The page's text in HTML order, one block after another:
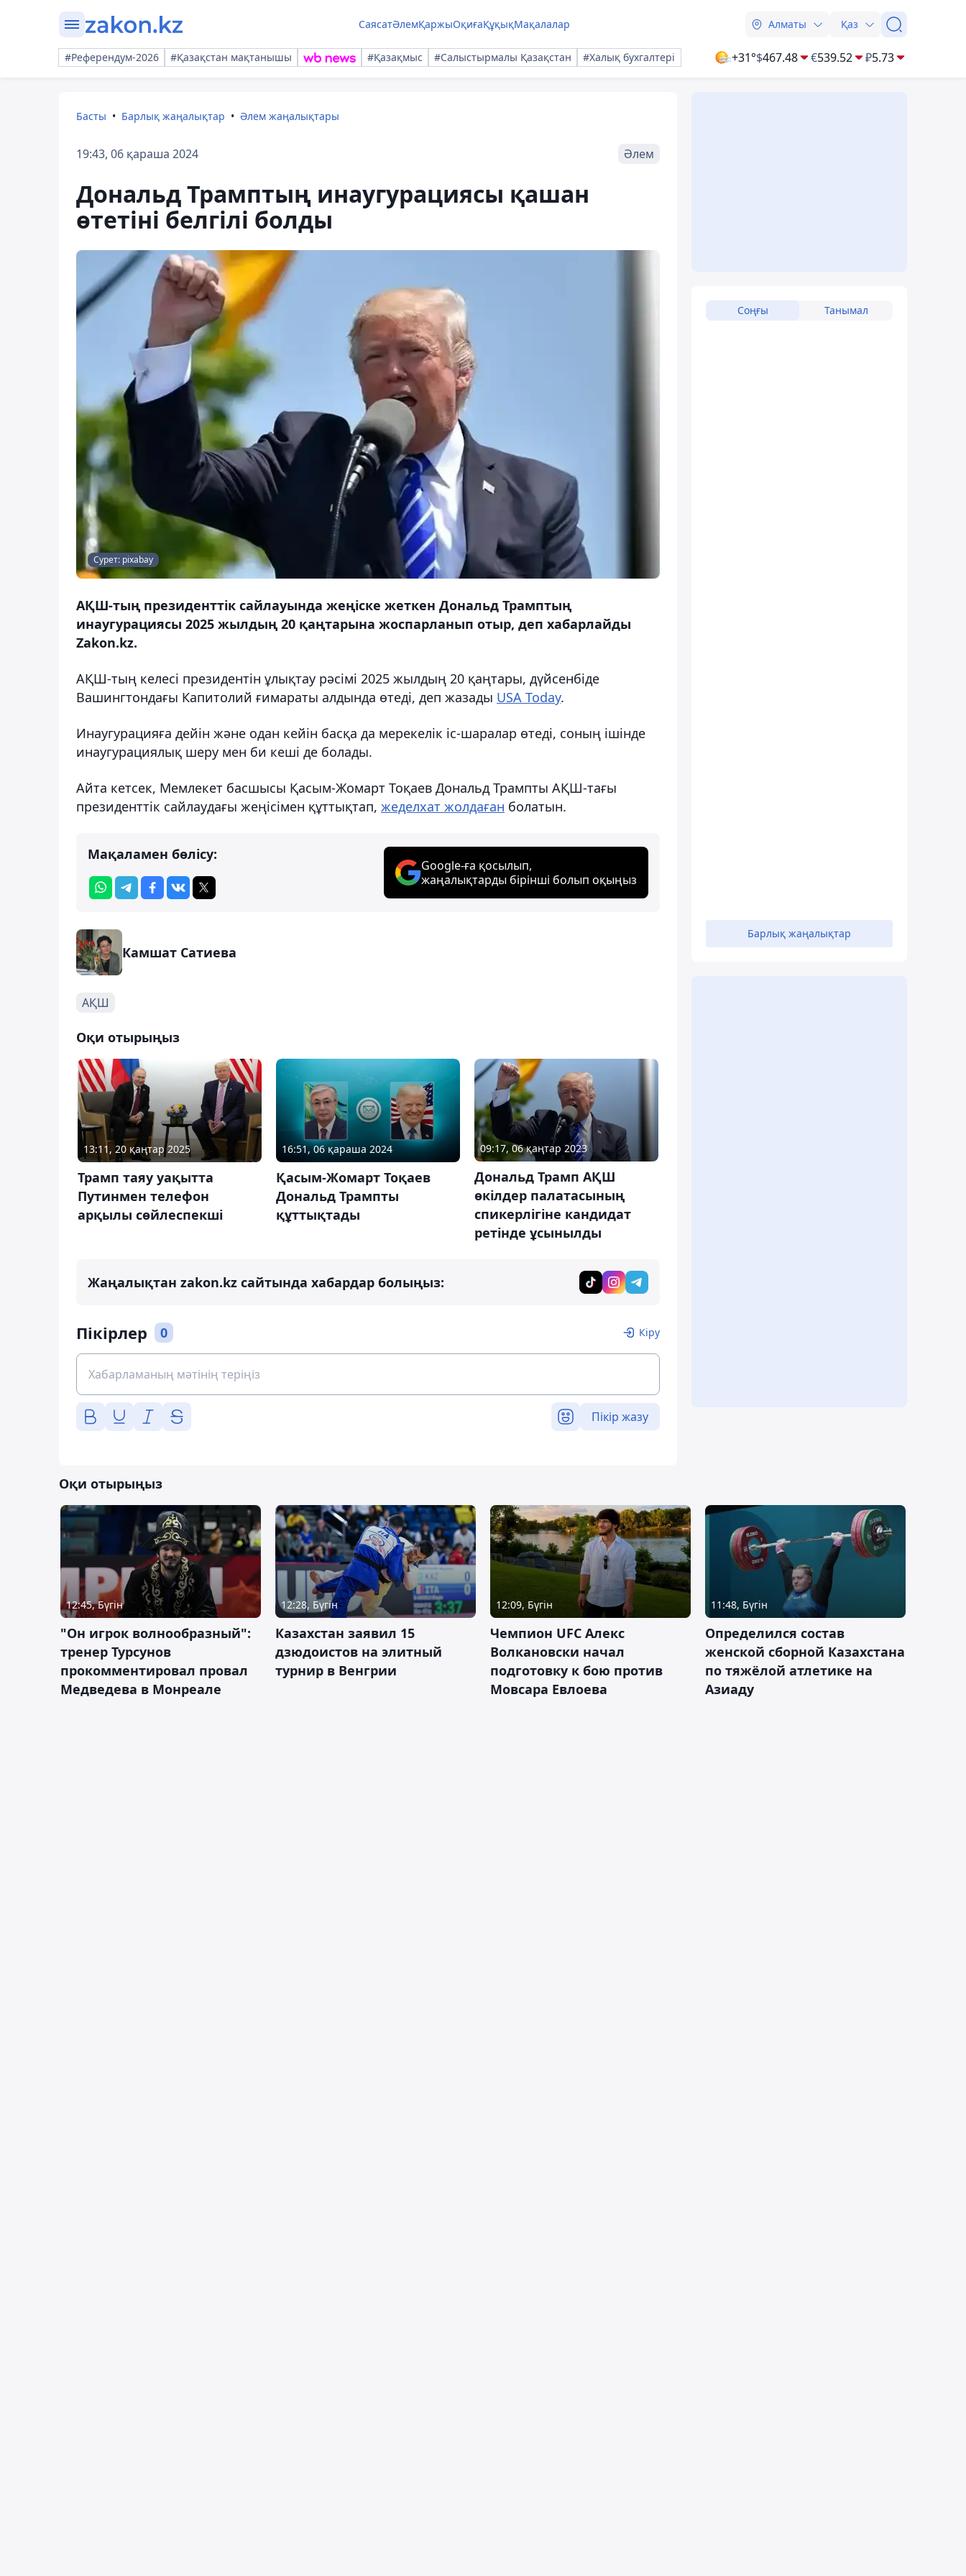
СаясатӘлемҚаржыОқиғаҚұқықМақалалар Алматы Қаз
#Референдум-2026 #Қазақстан мақтанышы #Қазақмыс #Салыстырмалы Қазақстан #Халық бухгалтері +31°$467.48 €539.52 ₽5.73
Басты Барлық жаңалықтар Әлем жаңалықтары
19:43, 06 қараша 2024 Әлем
Дональд Трамптың инаугурациясы қашан
өтетіні белгілі болды
Сурет: pixabay
АҚШ-тың президенттік сайлауында жеңіске жеткен Дональд Трамптың
инаугурациясы 2025 жылдың 20 қаңтарына жоспарланып отыр, деп хабарлайды
Zakon.kz.
АҚШ-тың келесі президентін ұлықтау рәсімі 2025 жылдың 20 қаңтары, дүйсенбіде
Вашингтондағы Капитолий ғимараты алдында өтеді, деп жазады USA Today.
Инаугурацияға дейін және одан кейін басқа да мерекелік іс-шаралар өтеді, соның ішінде
инаугурациялық шеру мен би кеші де болады.
Айта кетсек, Мемлекет басшысы Қасым-Жомарт Тоқаев Дональд Трампты АҚШ-тағы
президенттік сайлаудағы жеңісімен құттықтап, жеделхат жолдаған болатын.
Мақаламен бөлісу:
Google-ға қосылып,
жаңалықтарды бірінші болып оқыңыз
Камшат Сатиева
АҚШ
Оқи отырыңыз
13:11, 20 қаңтар 2025
Трамп таяу уақытта
Путинмен телефон
арқылы сөйлеспекші
16:51, 06 қараша 2024
Қасым-Жомарт Тоқаев
Дональд Трампты
құттықтады
09:17, 06 қаңтар 2023
Дональд Трамп АҚШ
өкілдер палатасының
спикерлігіне кандидат
ретінде ұсынылды
Жаңалықтан zakon.kz сайтында хабардар болыңыз:
Пікірлер 0 Кіру
Пікір жазу
Соңғы Танымал
Барлық жаңалықтар
Оқи отырыңыз
12:45, Бүгін
"Он игрок волнообразный":
тренер Турсунов
прокомментировал провал
Медведева в Монреале
12:28, Бүгін
Казахстан заявил 15
дзюдоистов на элитный
турнир в Венгрии
12:09, Бүгін
Чемпион UFC Алекс
Волкановски начал
подготовку к бою против
Мовсара Евлоева
11:48, Бүгін
Определился состав
женской сборной Казахстана
по тяжёлой атлетике на
Азиаду